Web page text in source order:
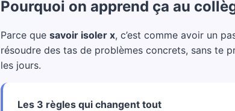
Pourquoi on apprend ça au
Parce que savoir isoler x, c’est comme avoir un
résoudre des tas de problèmes concrets, sans te
les jours.
Les 3 règles qui changent tout